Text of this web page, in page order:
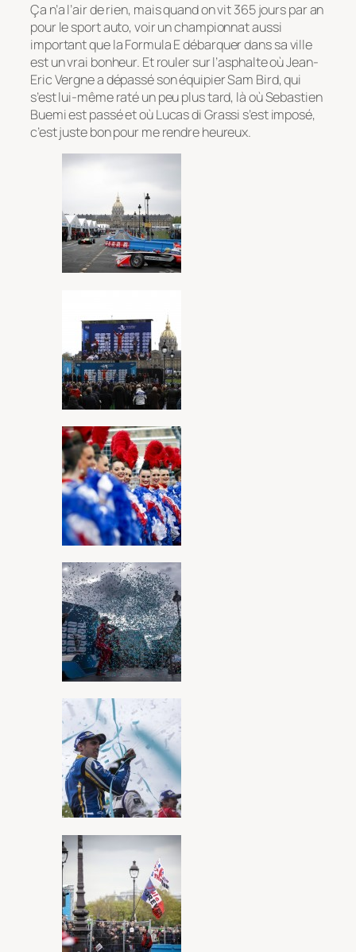
Ça n’a l’air de rien, mais quand on vit 365 jours par an
pour le sport auto, voir un championnat aussi
important que la Formula E débarquer danssaville
est un vrai bonheur. Et rouler sur l’asphalte où Jean-
Eric Vergne a dépassé son équipier Sam Bird, qui
s’est lui-même raté un peu plus tard, là où Sebastien
Buemi est passé et où Lucas di Grassi s’est imposé,
c’est juste bon pour me rendre heureux.